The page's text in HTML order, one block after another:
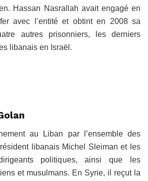
Hassan Nasrallah avait engagé en
avec l’entité et obtint en 2008 sa
autres prisonniers, les derniers
libanais en Israël.
au Liban par l’ensemble des
libanais Michel Sleiman et les
politiques, ainsi que les
et musulmans. En Syrie, il reçut la